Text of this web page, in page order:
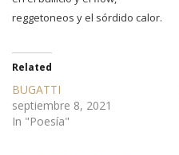
reggetoneos y el sórdido calor.
Related
BUGATTI
septiembre 8, 2021
In "Poesía"